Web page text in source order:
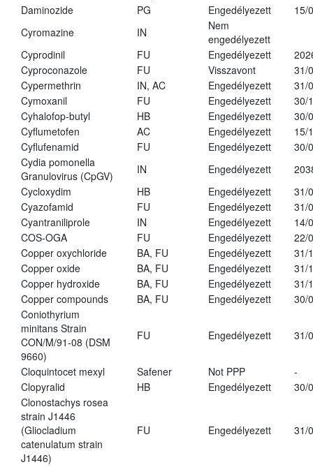
Daminozide
PG Engedélyezett
15/
Cyromazine
IN
Nem
engedélyezett
Cyprodinil
FU Engedélyezett
Cyproconazole
FU Visszavont
31/
Cypermethrin
IN, AC Engedélyezett
31/
Cymoxanil
FU Engedélyezett
30/
Cyhalofop-butyl
HB Engedélyezett
30/
Cyflumetofen
AC Engedélyezett
15/
Cyflufenamid
FU Engedélyezett
30/
Cydia pomonella
Granulovirus (CpGV)
IN Engedélyezett
Cycloxydim
HB Engedélyezett
31/
Cyazofamid
FU Engedélyezett
31/
Cyantraniliprole
IN Engedélyezett
14/
COS-OGA
FU Engedélyezett
22/
Copper oxychloride
BA, FU Engedélyezett
31/
Copper oxide
BA, FU Engedélyezett
31/
Copper hydroxide
BA, FU Engedélyezett
31/
Copper compounds
BA, FU Engedélyezett
30/
Coniothyrium
minitans Strain
CON/M/91-08 (DSM
9660)
FU Engedélyezett 31/
Cloquintocet mexyl Safener Not PPP
-
Clopyralid
HB Engedélyezett
30/
Clonostachys rosea
strain J1446
(Gliocladium
catenulatum strain
J1446)
FU Engedélyezett 31/